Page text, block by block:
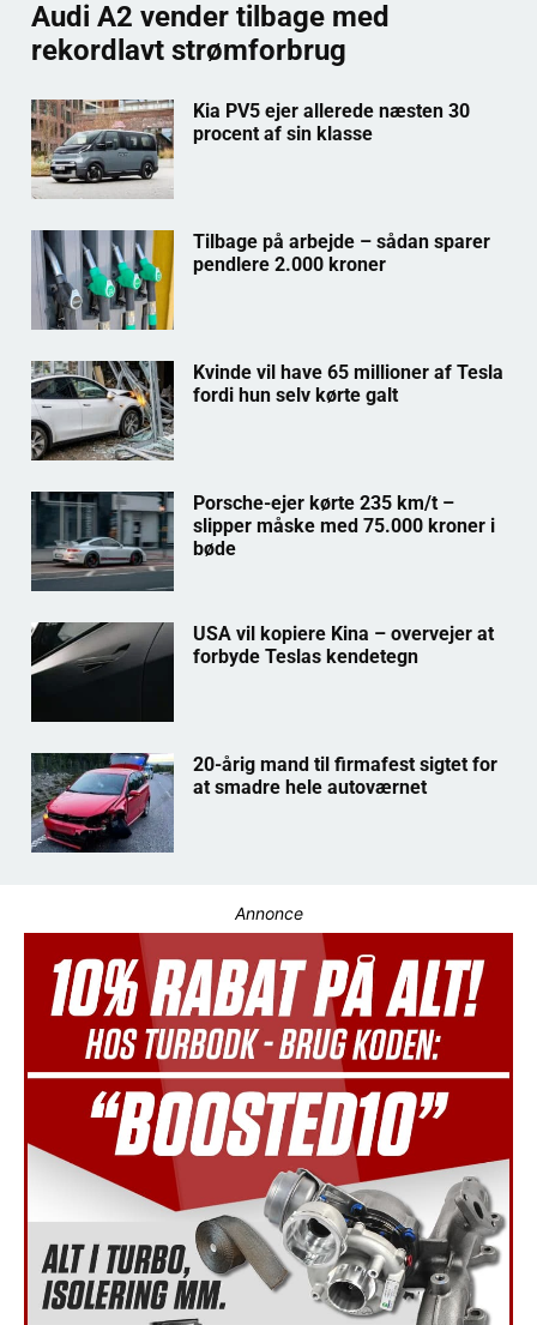
Audi A2 vender tilbage med
rekordlavt strømforbrug
Kia PV5 ejer allerede næsten 30
procent af sin klasse
Tilbage på arbejde – sådan sparer
pendlere 2.000 kroner
Kvinde vil have 65 millioner af Tesla
fordi hun selv kørte galt
Porsche-ejer kørte 235 km/t –
slipper måske med 75.000 kroner i
bøde
USA vil kopiere Kina – overvejer at
forbyde Teslas kendetegn
20-årig mand til firmafest sigtet for
at smadre hele autoværnet
Annonce